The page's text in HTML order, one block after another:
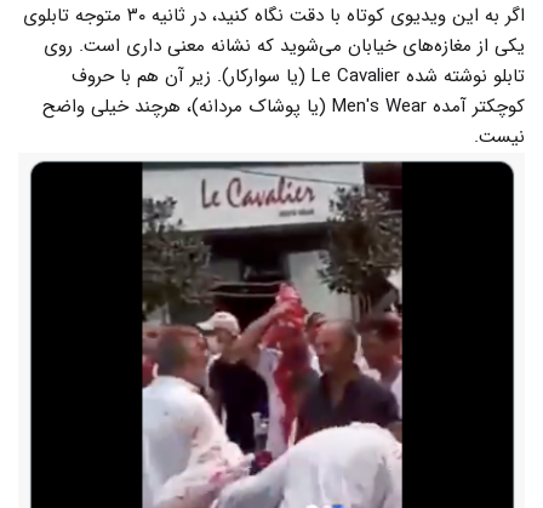
اگر به این ویدیوی کوتاه با دقت نگاه کنید، در ثانیه ۳۰ متوجه تابلوی
یکی از مغازه‌های خیابان می‌شوید که نشانه معنی داری است. روی
تابلو نوشته شده Le Cavalier (یا سوارکار). زیر آن هم با حروف
کوچکتر آمده Men's Wear (یا پوشاک مردانه)، هرچند خیلی واضح
نیست.